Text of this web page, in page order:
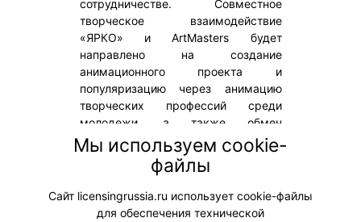
сотрудничестве. Совместное
творческое взаимодействие
«ЯРКО» и ArtMasters будет
направлено на создание
анимационного проекта и
популяризацию через анимацию
творческих профессий среди
молодежи, а также обмен
экспертным опытом команды
компании с участниками и
организаторами чемпионата и
развитие креативных индустрий.
#ПродвижениеБренда
Мы используем cookie-
файлы
Сайт licensingrussia.ru использует cookie-файлы
для обеспечения технической